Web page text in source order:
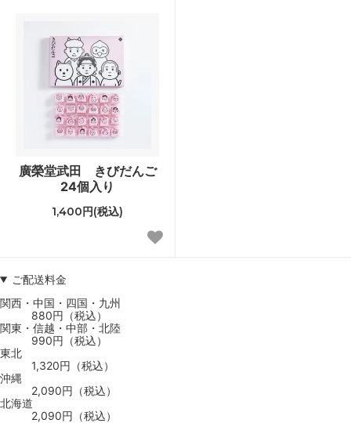
廣榮堂武田 きびだんご
24個入り
1,400円(税込)
ご配送料金
関西・中国・四国・九州
880円（税込）
関東・信越・中部・北陸
990円（税込）
東北
1,320円（税込）
沖縄
2,090円（税込）
北海道
2,090円（税込）